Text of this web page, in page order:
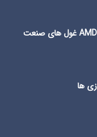
مقایسه CPU های Intel و AMD غول های صنعت